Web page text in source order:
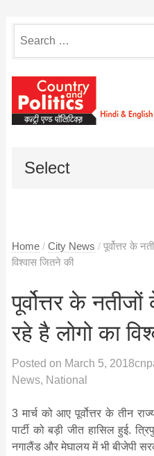
for:
Select
Home / City News / पूर्वोत्तर के
विश्वास जितने की
पूर्वोत्तर के
रहे है लोगो का
Posted on March 5, 2018
News, National
3 मार्च को आए पूर्वोत्तर के तीन
पार्टी को बड़ी जीत हासिल हुई.
नगालैंड और मेघालय में भी बीजेपी